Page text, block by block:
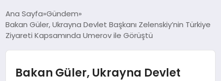
TEKNOLOJI
Ana Sayfa Gündem
Bakan Güler, Ukrayna Devlet Başkanı Zelenskiy’nin Türkiye
Ziyareti Kapsamında Umerov ile Görüştü
Bakan Güler, Ukrayna Devlet